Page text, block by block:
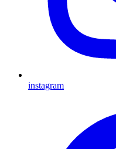
instagram